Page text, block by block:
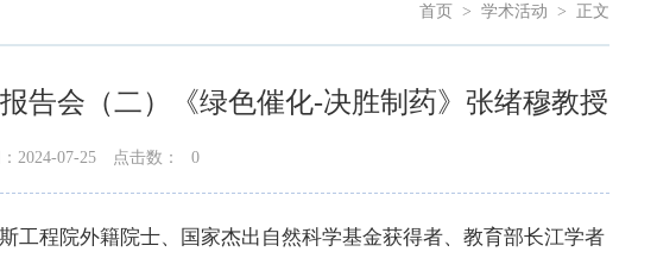
首页 > 学术活动 > 正文
告会（二）《绿色催化-决胜制药》张绪穆教授
2024-07-25 点击数： 0
工程院外籍院士、国家杰出自然科学基金获得者、教育部长江学者